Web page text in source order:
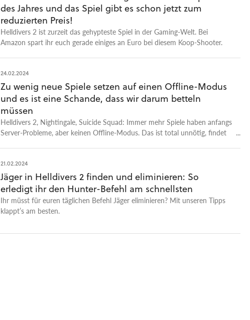
des Jahres und das Spiel gibt es schon jetzt zum
reduzierten Preis!
Helldivers 2 ist zurzeit das gehypteste Spiel in der Gaming-Welt. Bei
Amazon spart ihr euch gerade einiges an Euro bei diesem Koop-Shooter.
24.02.2024
Zu wenig neue Spiele setzen auf einen Offline-Modus
und es ist eine Schande, dass wir darum betteln
müssen
Helldivers 2, Nightingale, Suicide Squad: Immer mehr Spiele haben anfangs
Server-Probleme, aber keinen Offline-Modus. Das ist total unnötig, findet
21.02.2024
Jäger in Helldivers 2 finden und eliminieren: So
erledigt ihr den Hunter-Befehl am schnellsten
Ihr müsst für euren täglichen Befehl Jäger eliminieren? Mit unseren Tipps
klappt’s am besten.